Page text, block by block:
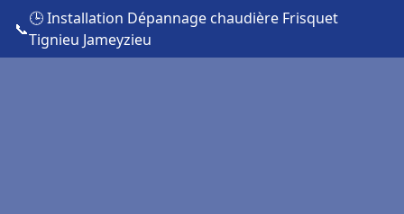
📞
🕒 Installation Dépannage chaudière Frisquet
Tignieu Jameyzieu